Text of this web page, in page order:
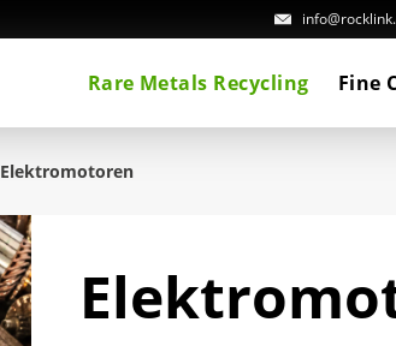
Rare Metals Recycling Fine
Elektromotoren